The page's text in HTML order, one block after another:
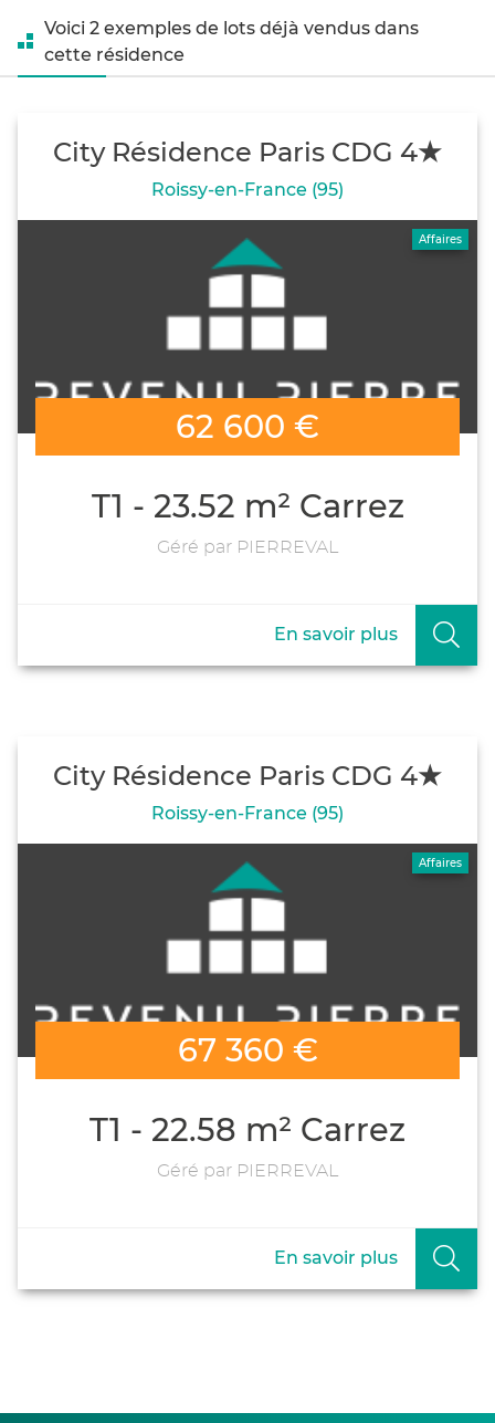
Voici 2 exemples de lots déjà vendus dans
cette résidence
City Résidence Paris CDG 4★
Roissy-en-France (95)
Affaires
62 600 €
T1 - 23.52 m² Carrez
Géré par PIERREVAL
En savoir plus
City Résidence Paris CDG 4★
Roissy-en-France (95)
Affaires
67 360 €
T1 - 22.58 m² Carrez
Géré par PIERREVAL
En savoir plus